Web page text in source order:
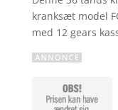
kranksæt model
med 12 gears